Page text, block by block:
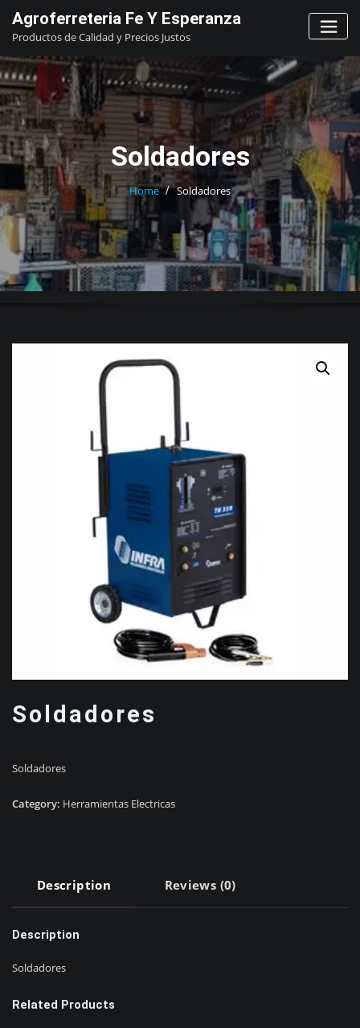
content
Agroferreteria Fe Y Esperanza
Productos de Calidad y Precios Justos
Soldadores
Home Soldadores
Soldadores
Soldadores
Category: Herramientas Electricas
Description Reviews (0)
Description
Soldadores
Related Products